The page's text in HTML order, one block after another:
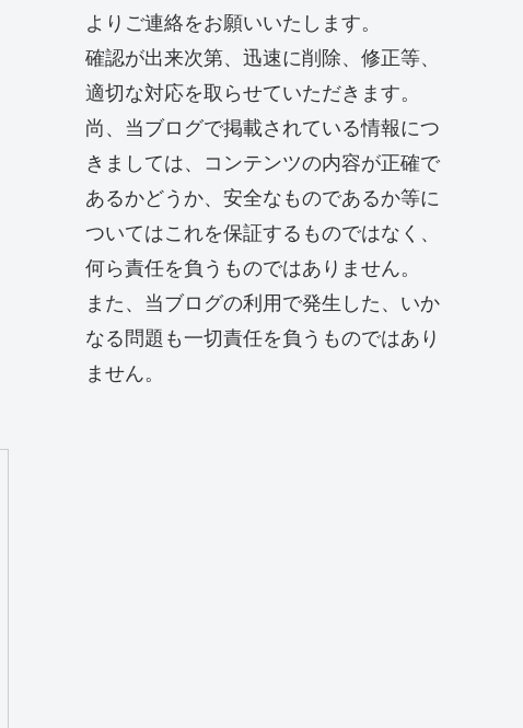
よりご連絡をお願いいたします。
確認が出来次第、迅速に削除、修正等、
適切な対応を取らせていただきます。
尚、当ブログで掲載されている情報につ
きましては、コンテンツの内容が正確で
あるかどうか、安全なものであるか等に
ついてはこれを保証するものではなく、
何ら責任を負うものではありません。
また、当ブログの利用で発生した、いか
なる問題も一切責任を負うものではあり
ません。